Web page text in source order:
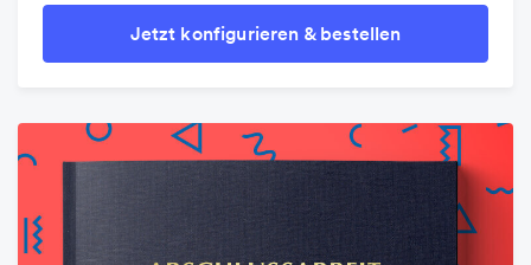
Jetzt konfigurieren & bestellen
Jetzt konfigurieren & bestellen
Jetzt konfigurieren & bestellen